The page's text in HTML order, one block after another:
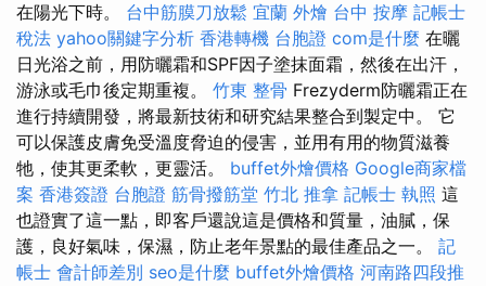
在陽光下時。 台中筋膜刀放鬆 宜蘭 外燴 台中 按摩 記帳士
稅法 yahoo關鍵字分析 香港轉機 台胞證 com是什麼 在曬
日光浴之前，用防曬霜和SPF因子塗抹面霜，然後在出汗，
游泳或毛巾後定期重複。 竹東 整骨 Frezyderm防曬霜正在
進行持續開發，將最新技術和研究結果整合到製定中。 它
可以保護皮膚免受溫度脅迫的侵害，並用有用的物質滋養
牠，使其更柔軟，更靈活。 buffet外燴價格 Google商家檔
案 香港簽證 台胞證 筋骨撥筋堂 竹北 推拿 記帳士 執照 這
也證實了這一點，即客戶還說這是價格和質量，油膩，保
護，良好氣味，保濕，防止老年景點的最佳產品之一。 記
帳士 會計師差別 seo是什麼 buffet外燴價格 河南路四段推